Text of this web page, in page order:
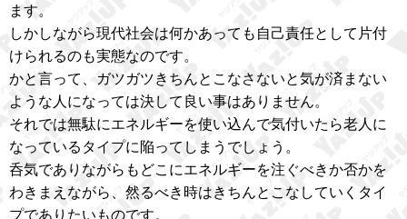
ます。
しかしながら現代社会は何かあっても自己責任として片付
けられるのも実態なのです。
かと言って、ガツガツきちんとこなさないと気が済まない
ような人になっては決して良い事はありません。
それでは無駄にエネルギーを使い込んで気付いたら老人に
なっているタイプに陥ってしまうでしょう。
呑気でありながらもどこにエネルギーを注ぐべきか否かを
わきまえながら、然るべき時はきちんとこなしていくタイ
プでありたいものです。